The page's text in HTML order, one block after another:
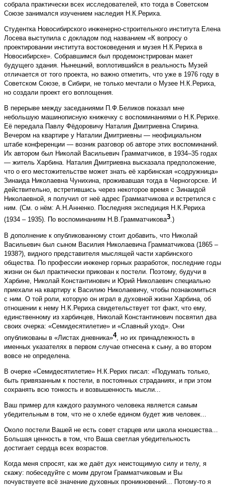
собрала практически всех исследователей, кто тогда в Советском
Союзе занимался изучением наследия Н.К.Рериха.
Студентка Новосибирского инженерно-строительного института Елена
Лосева выступила с докладом под названием «К вопросу о
проектировании института востоковедения и музея Н.К.Рериха в
Новосибирске». Собравшимся был продемонстрирован макет
будущего здания. Нынешний, воплотившийся в реальность Музей
отличается от того проекта, но важно отметить, что уже в 1976 году в
Советском Союзе, в Сибири, не только мечтали о Музее Н.К.Рериха,
но создали проект его воплощения.
В перерыве между заседаниями П.Ф.Беликов показал мне
небольшую машинописную книжечку с воспоминаниями о Н.К.Рерихе.
Её передала Павлу Фёдоровичу Наталия Дмитриевна Спирина.
Вечером на квартире у Наталии Дмитриевны — неофициальном
штабе конференции — возник разговор об авторе этих воспоминаний.
Их автором был Николай Васильевич Грамматчиков, в 1934–35 годах
— житель Харбина. Наталия Дмитриевна высказала предположение,
что о его местожительстве может знать её харбинская «содружница»
Зинаида Николаевна Чунихина, проживавшая тогда в Черногорске. И
действительно, встретившись через некоторое время с Зинаидой
Николаевной, я получил от неё адрес Грамматчикова и встретился с
ним. (См. о нём: А.Н.Анненко. Послед­няя экспедиция Н.К.Рериха
(1934 – 1935). По воспоминаниям Н.В.Грамматчикова3.)
В дополнение к опубликованному стоит добавить, что Николай
Васильевич был сыном Василия Николаевича Грамматчикова (1865 –
1938?), видного представителя мыслящей части харбинского
общества. По профессии инженер горных разработок, последние годы
жизни он был практически прикован к постели. Поэтому, будучи в
Харбине, Николай Константинович и Юрий Николаевич специально
приехали на квартиру к Василию Николаевичу, чтобы познакомиться
с ним. О той роли, которую он играл в духовной жизни Харбина, об
отношении к нему Н.К.Рериха свидетельствует тот факт, что ему,
единственному из харбинцев, Николай Константинович посвятил два
своих очерка: «Семидесятилетие» и «Славный уход». Они
опубликованы в «Листах дневника»4, но их принадлежность в
именных указателях в первом случае отнесена к сыну, а во втором
вовсе не определена.
В очерке «Семидесятилетие» Н.К.Рерих писал: «Подумать только,
быть привязанным к постели, в постоянных страданиях, и при этом
сохранять всю тонкость и возвышенность мысли...
Ваш пример для каждого разумного человека является самым
убедительным в том, что не о хлебе едином будет жив человек...
Около постели Вашей не есть совет старцев или школа юношества...
Большая ценность в том, что Ваша светлая убедительность
достигает сердца всех возрастов.
Когда меня спросят, как же даёт дух неистощимую силу и телу, я
скажу: побеседуйте с моим другом Грамматчиковым и Вы
почувствуете всё значение духовных проникновений... Потому-то я